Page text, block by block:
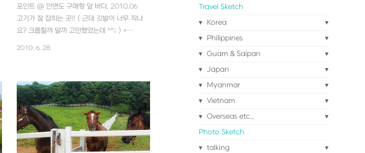
포인트 @ 안면도 구매항 앞 바다, 2010.06
고기가 잘 잡히는 곳!! ( 근데 깃발이 너무 작나
요? 크롭할까 말까 고민했었는데 ^^;; ) +
http://www.samsungimaging.co.kr/collaborate/main/index.do?
을 낚고 있었네요~ ^^;;;; 저는 올해 상반기에
NX10을 마무리 했구요, 현재 EX1을 가지고
막바지 사진을 담고 있습니다. 전시회에는 지
금까지 이미지로거로 활동중인 분들의 사진들
이 전시되어 있습니다. 전시회는 온라인 [삼성
2010. 6. 28.
Travel Sketch
Korea
Philippines
Guam & Saipan
Japan
Myanmar
Vietnam
Overseas etc...
Photo Sketch
talking